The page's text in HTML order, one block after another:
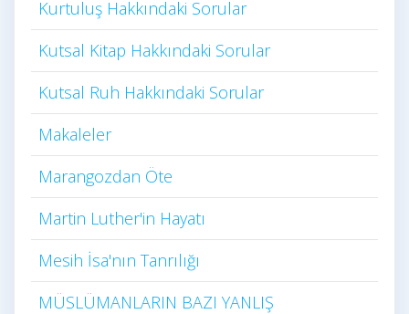
Kurtuluş Hakkındaki Sorular
Kutsal Kitap Hakkındaki Sorular
Kutsal Ruh Hakkındaki Sorular
Makaleler
Marangozdan Öte
Martin Luther'in Hayatı​
Mesih İsa'nın Tanrılığı​
MÜSLÜMANLARIN BAZI YANLIŞ